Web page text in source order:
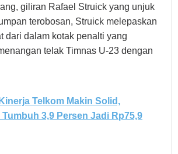
giliran Rafael Struick yang unjuk
terobosan, Struick melepaskan
dari dalam kotak penalti yang
telak Timnas U-23 dengan
Kinerja Telkom Makin Solid,
Tumbuh 3,9 Persen Jadi Rp75,9